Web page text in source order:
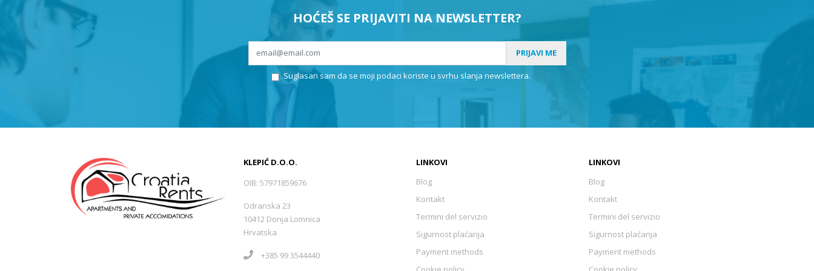
HOĆEŠ SE PRIJAVITI NA NEWSLETTER?
PRIJAVI ME
Suglasan sam da se moji podaci koriste u svrhu slanja newslettera.
KLEPIĆ D.O.O.
OIB: 57971859676
Odranska 23
10412 Donja Lomnica
Hrvatska
+385 99 3544440
LINKOVI
Blog
Kontakt
Termini del servizio
Sigurnost plaćanja
Payment methods
LINKOVI
Blog
Kontakt
Termini del servizio
Sigurnost plaćanja
Payment methods